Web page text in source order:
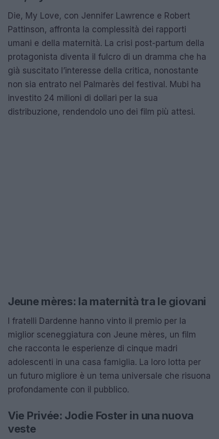
Die, My Love, con Jennifer Lawrence e Robert
Pattinson, affronta la complessità dei rapporti
umani e della maternità. La crisi post-partum della
protagonista diventa il fulcro di un dramma che ha
già suscitato l’interesse della critica, nonostante
non sia entrato nel Palmarès del festival. Mubi ha
investito 24 milioni di dollari per la sua
distribuzione, rendendolo uno dei film più attesi.
Jeune mères: la maternità tra le giovani
I fratelli Dardenne hanno vinto il premio per la
miglior sceneggiatura con Jeune mères, un film
che racconta le esperienze di cinque madri
adolescenti in una casa famiglia. La loro lotta per
un futuro migliore è un tema universale che risuona
profondamente con il pubblico.
Vie Privée: Jodie Foster in una nuova
veste